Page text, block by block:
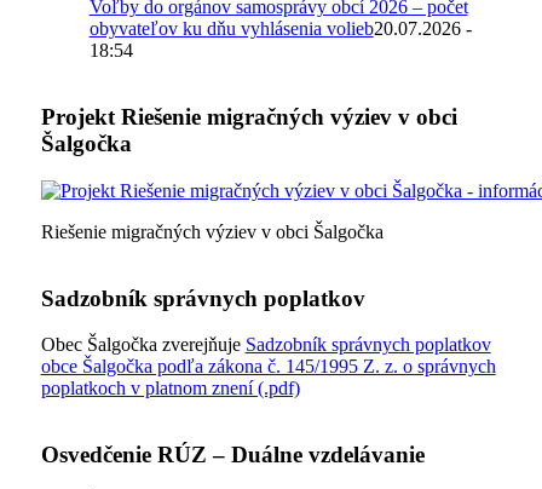
Voľby do orgánov samosprávy obcí 2026 – počet
obyvateľov ku dňu vyhlásenia volieb20.07.2026 -
18:54
Projekt Riešenie migračných výziev v obci
Šalgočka
Riešenie migračných výziev v obci Šalgočka
Sadzobník správnych poplatkov
Obec Šalgočka zverejňuje Sadzobník správnych poplatkov
obce Šalgočka podľa zákona č. 145/1995 Z. z. o správnych
poplatkoch v platnom znení (.pdf)
Osvedčenie RÚZ – Duálne vzdelávanie